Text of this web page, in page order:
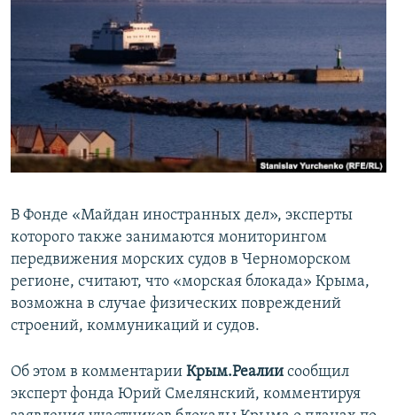
СОВЕТЫ ПРАВОЗАЩИТНИКОВ
ПРОПАВШИЕ БЕЗ ВЕСТИ
ПОБЕДИТЕЛЕЙ НЕ СУДЯТ?
КРЫМ.НЕПОКОРЕННЫЙ
ELIFBE
УКРАИНСКАЯ ПРОБЛЕМА КРЫМА
ПРИСОЕДИНЯЙТЕСЬ!
В Фонде «Майдан иностранных дел», эксперты
которого также занимаются мониторингом
передвижения морских судов в Черноморском
регионе, считают, что «морская блокада» Крыма,
возможна в случае физических повреждений
строений, коммуникаций и судов.
Об этом в комментарии Крым.Реалии сообщил
эксперт фонда Юрий Смелянский, комментируя